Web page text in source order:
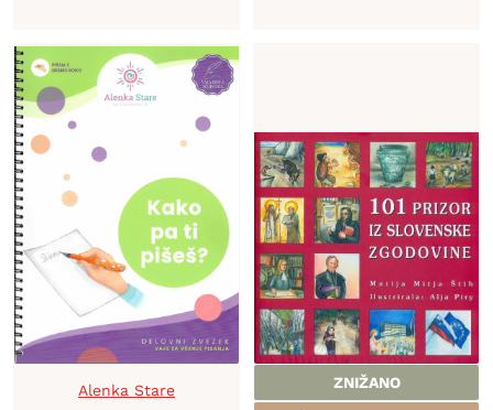
Alenka Stare ZNIŽANO